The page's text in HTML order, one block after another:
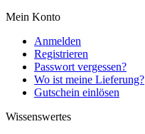
Mein Konto
Anmelden
Registrieren
Passwort vergessen?
Wo ist meine Lieferung?
Gutschein einlösen
Wissenswertes